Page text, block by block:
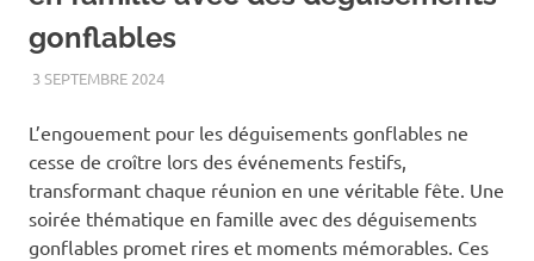
gonflables
3 SEPTEMBRE 2024FAMILLE
L’engouement pour les déguisements gonflables ne
cesse de croître lors des événements festifs,
transformant chaque réunion en une véritable fête. Une
soirée thématique en famille avec des déguisements
gonflables promet rires et moments mémorables. Ces